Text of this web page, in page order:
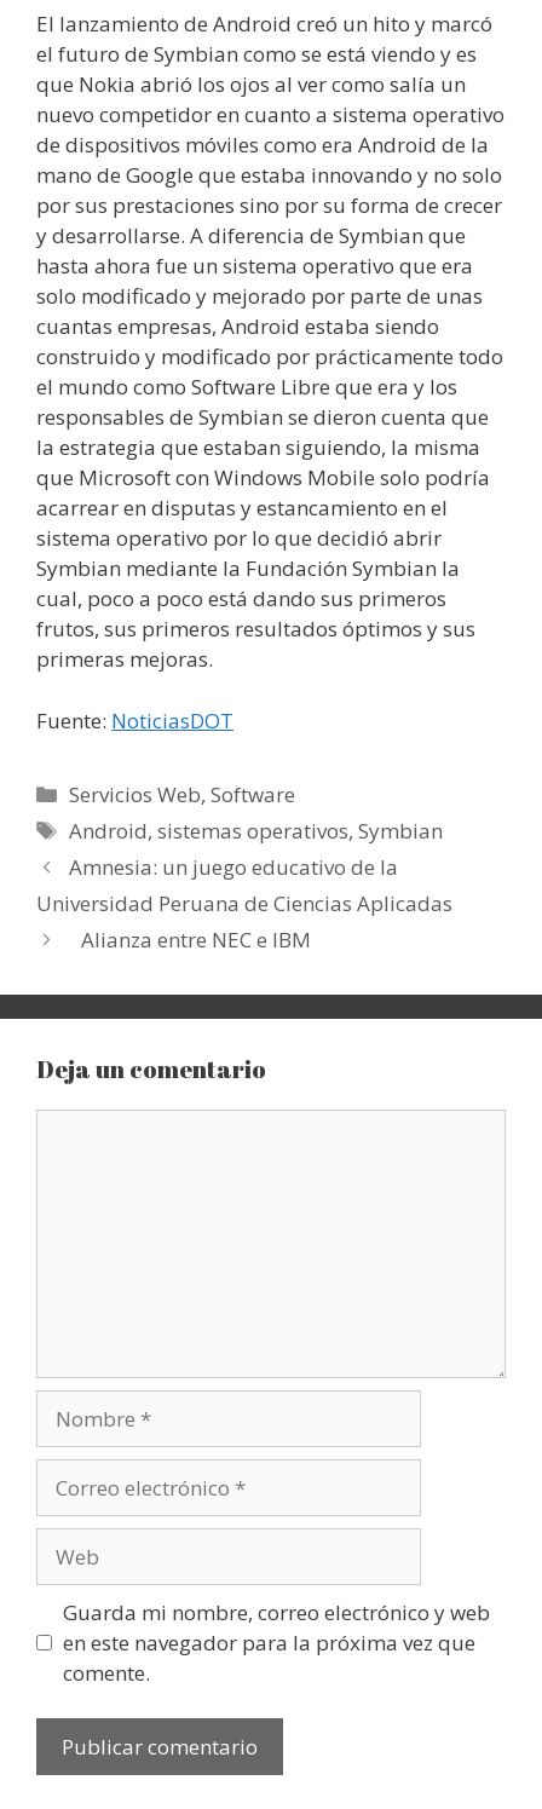
El lanzamiento de Android creó un hito y marcó
el futuro de Symbian como se está viendo y es
que Nokia abrió los ojos al ver como salía un
nuevo competidor en cuanto a sistema operativo
de dispositivos móviles como era Android de la
mano de Google que estaba innovando y no solo
por sus prestaciones sino por su forma de crecer
y desarrollarse. A diferencia de Symbian que
hasta ahora fue un sistema operativo que era
solo modificado y mejorado por parte de unas
cuantas empresas, Android estaba siendo
construido y modificado por prácticamente todo
el mundo como Software Libre que era y los
responsables de Symbian se dieron cuenta que
la estrategia que estaban siguiendo, la misma
que Microsoft con Windows Mobile solo podría
acarrear en disputas y estancamiento en el
sistema operativo por lo que decidió abrir
Symbian mediante la Fundación Symbian la
cual, poco a poco está dando sus primeros
frutos, sus primeros resultados óptimos y sus
primeras mejoras.
Fuente: NoticiasDOT
Categorías
Servicios Web,Software
Etiquetas
Android,sistemas operativos,Symbian
Amnesia: un juego educativo de la
Universidad Peruana de Ciencias Aplicadas
Alianza entre NEC e IBM
Deja un comentario
electrónico
Guarda mi nombre, correo electrónico y web
en este navegador para la próxima vez que
comente.